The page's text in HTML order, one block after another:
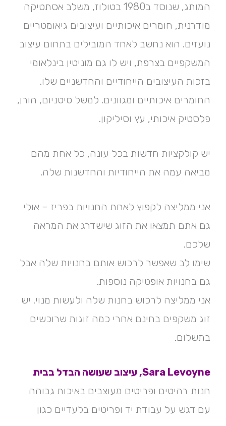
המותג, שנוסד ב1980 בטולוז, משלב אסתטיקה
מודרנית, חומרים איכותיים ועיצובים גיאומטריים
נועזים. הוא נחשב לאחד המובילים בתחום עיצוב
המשקפיים בצרפת, ויש לו גם מוניטין בינלאומי
בזכות העיצובים הייחודיים והחדשניים שלו.
החומרים איכותיים ומגוונים. למשל טיטניום, הורן,
פלסטיק איכותי, עץ וסיליקון.
יש קולקציות חדשות בכל עונה, כל אחת מהם
מביאה עמה את הייחודיות והחדשנות שלה.
אני ממליצה לקפוץ לאחת החנויות בפריז – אולי
גם אתם תמצאו את הזוג שישדרג את המראה
שלכם.
שימו לב שאפשר לרכוש אותם בחנויות שלה אבל
גם בחנויות אופטיקה נוספות.
אני ממליצה לרכוש בחנות שלה ולעשות מנוי. יש
זוג משקפים בחינם אחרי כמה זוגות שרוכשים
בתשלום.
Sara Levoyne, עיצוב שעושה הבדל בבית
חנות רהיטים ופריטים מעוצבים באיכות גבוהה
עם דגש על עבודת יד ופריטים בלעדיים כגון